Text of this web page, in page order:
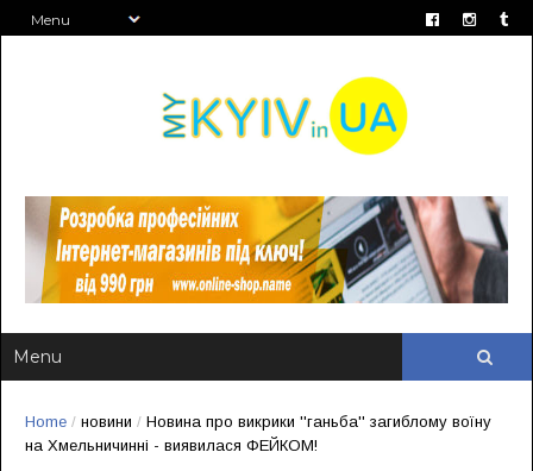
Home / новини / Новина про викрики ''ганьба'' загиблому воїну
на Хмельничинні - виявилася ФЕЙКОМ!